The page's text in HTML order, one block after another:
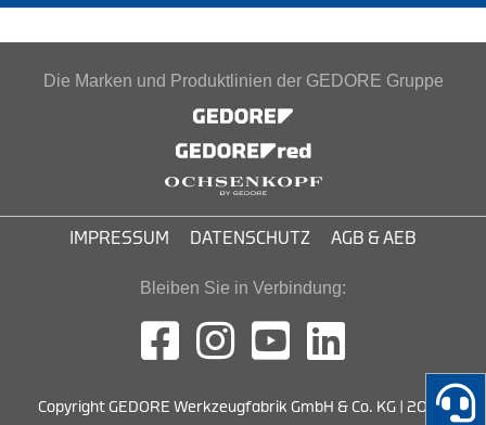
Die Marken und Produktlinien der GEDORE Gruppe
IMPRESSUM DATENSCHUTZ AGB & AEB
Bleiben Sie in Verbindung:
Copyright GEDORE Werkzeugfabrik GmbH & Co. KG | 2026